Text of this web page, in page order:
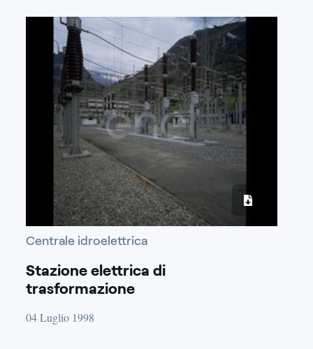
Centrale idroelettrica
Stazione elettrica di
trasformazione
04 Luglio 1998